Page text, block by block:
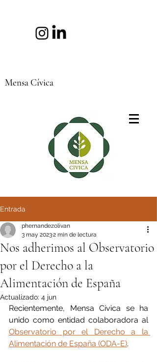
Mensa Cívica
Entrada
Nos adherimos al Observatorio
por el Derecho a la
Alimentación de España
phernandezolivan
3 may 20232 min de lectura
Actualizado: 4 jun
Recientemente, Mensa Cívica se ha
unido como entidad colaboradora al
Observatorio por el Derecho a la
Alimentación de España (ODA-E).